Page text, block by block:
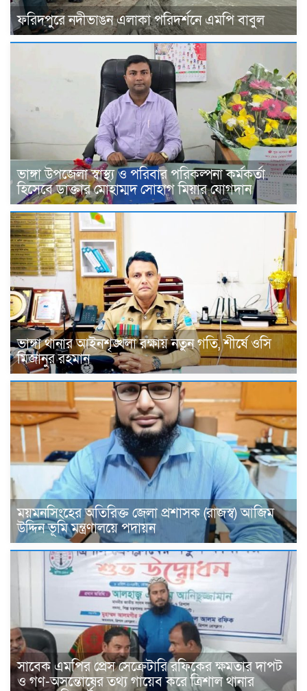
ফরিদপুরে নদীভাঙন এলাকা পরিদর্শনে এমপি বাবুল
ভাঙ্গা উপজেলা স্বাস্থ্য ও পরিবার পরিকল্পনা কর্মকর্তা
হিসেবে ডাক্তার মোহাম্মদ সোহাগ মিয়ার যোগদান
ভাঙ্গা থানার আইনশৃঙ্খলা রক্ষায় নতুন গতি, শীর্ষে ওসি
মিজানুর রহমান
ময়মনসিংহের অতিরিক্ত জেলা প্রশাসক (রাজস্ব) আজিম
উদ্দিন ভূমি মন্ত্রণালয়ে পদায়ন
সাবেক এমপির প্রেস সেক্রেটারি রফিকের ক্ষমতার দাপট
ও গণ-অসন্তোষের তথ্য গায়েব করে ত্রিশাল থানার